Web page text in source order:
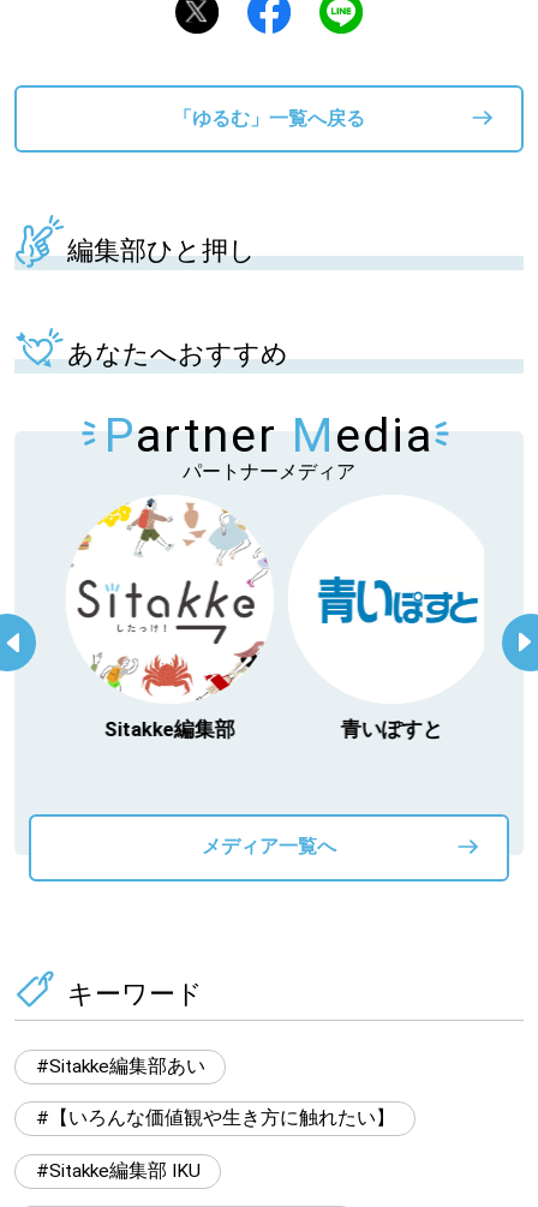
「ゆるむ」一覧へ戻る
編集部ひと押し
あなたへおすすめ
Partner Media
パートナーメディア
編集部 青いぽすと
「北海道３大か
メディア一覧へ
キーワード
Sitakke編集部あい
【いろんな価値観や生き方に触れたい】
Sitakke編集部 IKU